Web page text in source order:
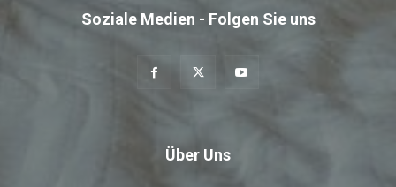
Soziale Medien - Folgen Sie uns
Über Uns